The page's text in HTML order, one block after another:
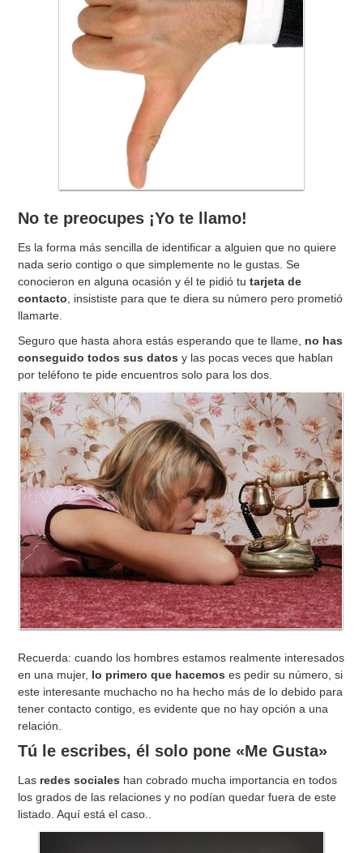
No te preocupes ¡Yo te llamo!
Es la forma más sencilla de identificar a alguien que no quiere
nada serio contigo o que simplemente no le gustas. Se
conocieron en alguna ocasión y él te pidió tutarjeta de
contacto , insististe para que te diera su número pero prometió
llamarte.
Seguro que hasta ahora estás esperando que te llame, no has
conseguido todos sus datos y las pocas veces que hablan
por teléfono te pide encuentros solo para los dos.
Recuerda: cuando los hombres estamos realmente interesados
en una mujer, lo primero que hacemos es pedir su número, si
este interesante muchacho no ha hecho más de lo debido para
tener contacto contigo, es evidente que no hay opción a una
relación.
Tú le escribes, él solo pone «Me Gusta»
Las redes sociales han cobrado mucha importancia en todos
los grados de las relaciones y no podían quedar fuera de este
listado. Aquí está el caso..